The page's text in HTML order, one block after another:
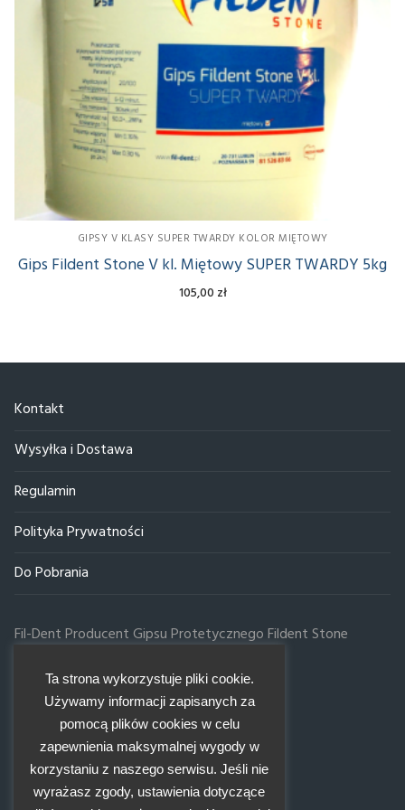
POLIMEROWY GIPS FILDENT STONE PRO – BIAŁY
POPIEL wytrzymałość 25mpa
POLIMEROWY GIPS FILDENT STONE PRO – BIEL
CYNKOWA wytrzymałość 35mpa
POLIMEROWY GIPS FILDENT STONE PRO LASTRICO –
ALABASTROWY 45mpa
POLIMEROWY GIPS FILDENT STONE PRO NATURALNA
BIEL 55mpa
POLIMEROWY GIPS FILDENT STONE PRO BIEL
65mpa 2kg
GIPSY PÓŁWODNE ALFA
GIPS FILDENT STONE ALFA PÓŁWODNY BIAŁY KOLOR
L* ≥ 91% op. 25KG
GIPS FILDENT STONE ALFA PÓŁWODNY EXTRA BIAŁY
KOLOR L* ≥ 94% op. 25KG
GIPSY CERAMICZNE
GIPS CERAMICZNY CERAMSZTUK PRO MAX 25kg
PUMEKSY I PIASKI
PIASKI
PUMEKSY
GIPSY V KLASY SUPER TWARDY KOLOR MIĘTOWY
Gips Fildent Stone V kl. Miętowy SUPER TWARDY 5kg
105,00 zł
Kontakt
Wysyłka i Dostawa
Regulamin
Polityka Prywatności
Do Pobrania
Fil-Dent Producent Gipsu Protetycznego Fildent Stone
Infolinia:
81 526 83 66
784 05 98 98
737 877 847
E-mail:
zamowienia@fil-dent.pl
Ta strona wykorzystuje pliki cookie.
Używamy informacji zapisanych za
pomocą plików cookies w celu
zapewnienia maksymalnej wygody w
korzystaniu z naszego serwisu. Jeśli nie
wyrażasz zgody, ustawienia dotyczące